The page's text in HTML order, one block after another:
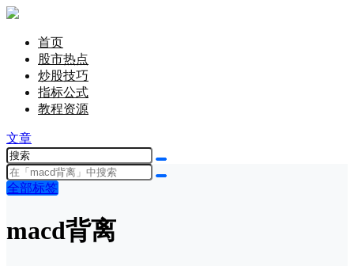
首页
股市热点
炒股技巧
指标公式
教程资源
文章
全部标签
macd背离